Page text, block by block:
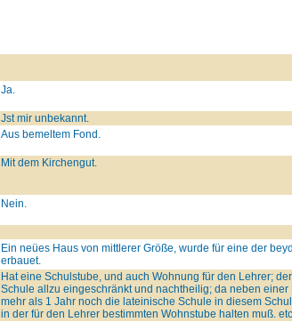
Ja.
Jst mir unbekannt.
Aus bemeltem Fond.
Mit dem Kirchengut.
Nein.
Ein neües Haus von mittlerer Größe, wurde für eine der
erbauet.
Hat eine Schulstube, und auch Wohnung für den Lehrer;
Schule allzu eingeschränkt und nachtheilig; da neben
mehr als 1 Jahr noch die lateinische Schule in diesem
in der für den Lehrer bestimmten Wohnstube halten muß. etc.